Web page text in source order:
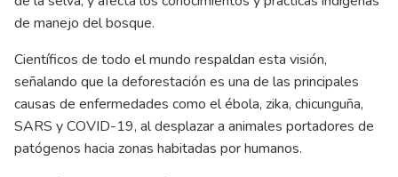
de manejo del bosque.
Científicos de todo el mundo respaldan esta visión,
señalando que la deforestación es una de las principales
causas de enfermedades como el ébola, zika, chicunguña,
SARS y COVID-19, al desplazar a animales portadores de
patógenos hacia zonas habitadas por humanos.